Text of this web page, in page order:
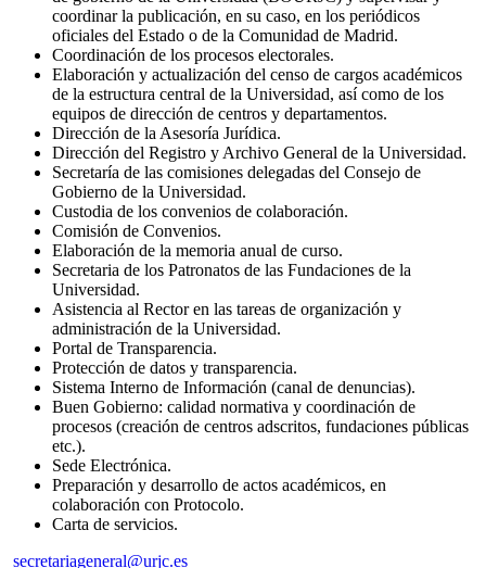
coordinar la publicación, en su caso, en los periódicos
oficiales del Estado o de la Comunidad de Madrid.
Coordinación de los procesos electorales.
Elaboración y actualización del censo de cargos académicos
de la estructura central de la Universidad, así como de los
equipos de dirección de centros y departamentos.
Dirección de la Asesoría Jurídica.
Dirección del Registro y Archivo General de la Universidad.
Secretaría de las comisiones delegadas del Consejo de
Gobierno de la Universidad.
Custodia de los convenios de colaboración.
Comisión de Convenios.
Elaboración de la memoria anual de curso.
Secretaria de los Patronatos de las Fundaciones de la
Universidad.
Asistencia al Rector en las tareas de organización y
administración de la Universidad.
Portal de Transparencia.
Protección de datos y transparencia.
Sistema Interno de Información (canal de denuncias).
Buen Gobierno: calidad normativa y coordinación de
procesos (creación de centros adscritos, fundaciones públicas
etc.).
Sede Electrónica.
Preparación y desarrollo de actos académicos, en
colaboración con Protocolo.
Carta de servicios.
secretariageneral@urjc.es